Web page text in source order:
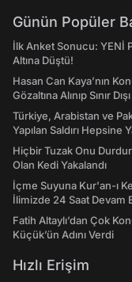
Günün Popüler
İlk Anket Sonucu: YENİ
Altına Düştü!
Hasan Can Kaya’nın
Gözaltına Alınıp Sınır
Türkiye, Arabistan ve
Yapılan Saldırı Hepsine
Hiçbir Tuzak Onu
Olan Kedi Yakalandı
İçme Suyuna Kur'an-ı
İlimizde 24 Saat Devam
Fatih Altaylı’dan Çok
Küçük’ün Adını Verdi
Hızlı Erişim